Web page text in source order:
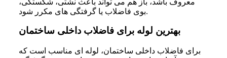
بوی فاضلاب یا گرفتگی های مکرر شود.
بهترین لوله برای فاضلاب داخلی ساختمان
برای فاضلاب داخلی ساختمان، لوله ای مناسب است که